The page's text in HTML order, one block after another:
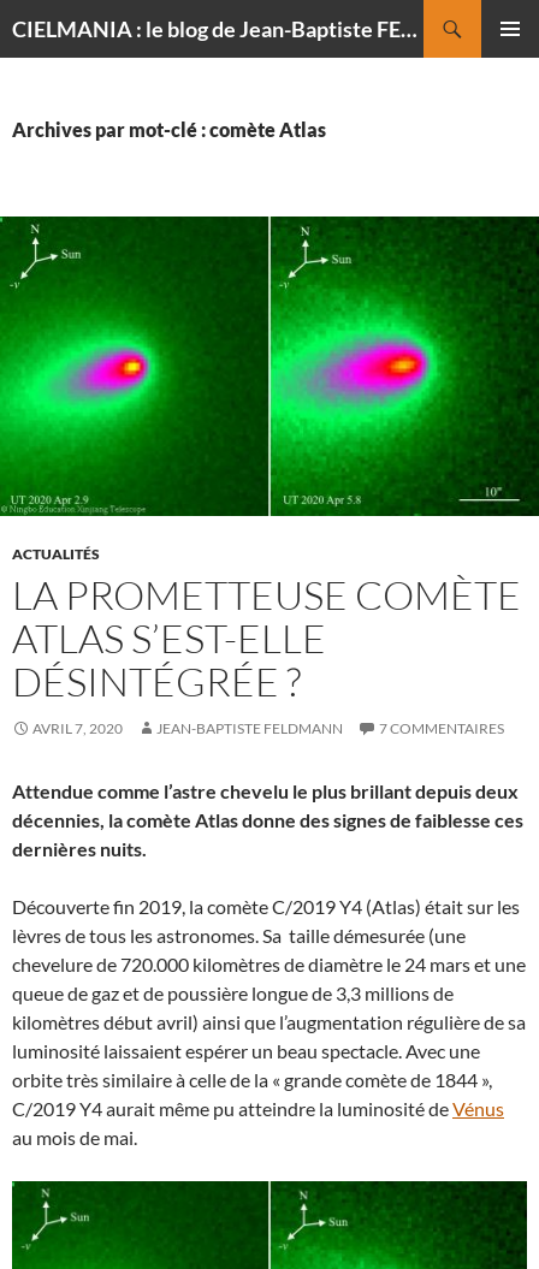
CIELMANIA : le blog de Jean-Baptiste FELDMANN, photographe du ciel
Archives par mot-clé : comète Atlas
ACTUALITÉS
LA PROMETTEUSE COMÈTE
ATLAS S’EST-ELLE
DÉSINTÉGRÉE ?
AVRIL 7, 2020 JEAN-BAPTISTE FELDMANN 7 COMMENTAIRES
Attendue comme l’astre chevelu le plus brillant depuis deux
décennies, la comète Atlas donne des signes de faiblesse ces
dernières nuits.
Découverte fin 2019, la comète C/2019 Y4 (Atlas) était sur les
lèvres de tous les astronomes. Sa taille démesurée (une
chevelure de 720.000 kilomètres de diamètre le 24 mars et une
queue de gaz et de poussière longue de 3,3 millions de
kilomètres début avril) ainsi que l’augmentation régulière de sa
luminosité laissaient espérer un beau spectacle. Avec une
orbite très similaire à celle de la « grande comète de 1844 »,
C/2019 Y4 aurait même pu atteindre la luminosité deVénus
au mois de mai.